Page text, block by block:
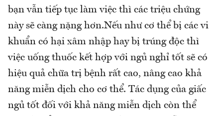
bạn vẫn tiếp tục làm việc thì các triệu chứng
này sẽ càng nặng hơn.Nếu như cơ thể bị các vi
khuẩn có hại xâm nhập hay bị trúng độc thì
việc uống thuốc kết hợp với ngủ nghỉ tốt sẽ có
hiệu quả chữa trị bệnh rất cao, nâng cao khả
năng miễn dịch cho cơ thể. Tác dụng của giấc
ngủ tốt đối với khả năng miễn dịch còn thể